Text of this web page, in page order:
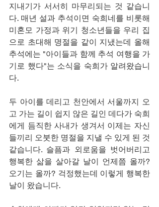
지내기가 서서히 마무리되는 것 같습니
다. 매년 설과 추석이면 숙희네를 비롯해
미혼모 가정과 위기 청소년들을 우리 집
으로 초대해 명절을 같이 지냈는데 올해
추석에는 "아이들과 함께 추석 여행을 가
기로 했다"는 소식을 숙희가 알려왔습니
다.
두 아이를 데리고 천안에서 서울까지 오
고 가는 길이 쉽지 않은 길인 데다가 숙희
에게 듬직한 사내가 생겨서 이제는 자신
들끼리 오붓한 명절을 지낼 수 있게 된 것
같습니다. 슬픔과 외로움을 벗어버리고
행복한 삶을 살아갈 날이 언제쯤 올까?
오기는 올까? 걱정했는데 이렇게 행복한
날이 왔습니다.